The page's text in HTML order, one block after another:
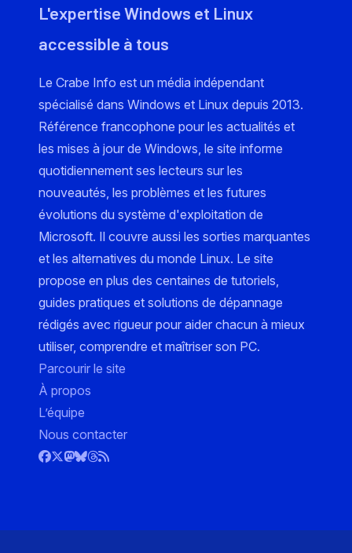
L'expertise Windows et Linux
accessible à tous
Le Crabe Info est un média indépendant
spécialisé dans Windows et Linux depuis 2013.
Référence francophone pour les actualités et
les mises à jour de Windows, le site informe
quotidiennement ses lecteurs sur les
nouveautés, les problèmes et les futures
évolutions du système d'exploitation de
Microsoft. Il couvre aussi les sorties marquantes
et les alternatives du monde Linux. Le site
propose en plus des centaines de tutoriels,
guides pratiques et solutions de dépannage
rédigés avec rigueur pour aider chacun à mieux
utiliser, comprendre et maîtriser son PC.
Parcourir le site
À propos
L’équipe
Nous contacter